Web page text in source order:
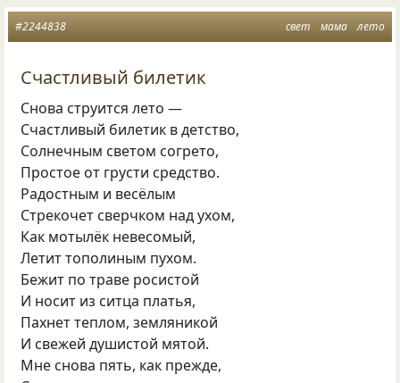
свет мама лето
#2244838
Счастливый билетик
Снова струится лето —
Счастливый билетик в детство,
Солнечным светом согрето,
Простое от грусти средство.
Радостным и весёлым
Стрекочет сверчком над ухом,
Как мотылёк невесомый,
Летит тополиным пухом.
Бежит по траве росистой
И носит из ситца платья,
Пахнет теплом, земляникой
И свежей душистой мятой.
Мне снова пять, как прежде,